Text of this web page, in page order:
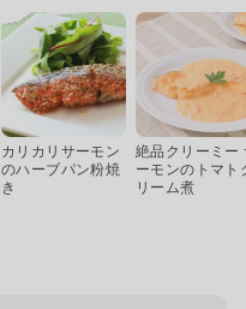
カリカリサーモン
のハーブパン粉焼
き
絶品クリーミー
ーモンのトマト
リーム煮